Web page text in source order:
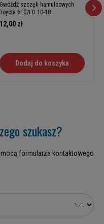
Gwóźdź szczęk hamulcowych
Toyota 6FG/FD 10-18
12,00 zł
Dodaj do koszyka
szukasz?
formularza kontaktowego